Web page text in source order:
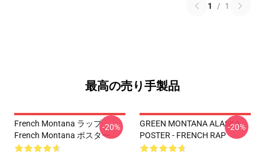
1 / 1
最高の売り手製品
French Montana ラップ
French Montana ポスター
-20%
GREEN MONTANA ALASKA
POSTER - FRENCH RAP
-20%